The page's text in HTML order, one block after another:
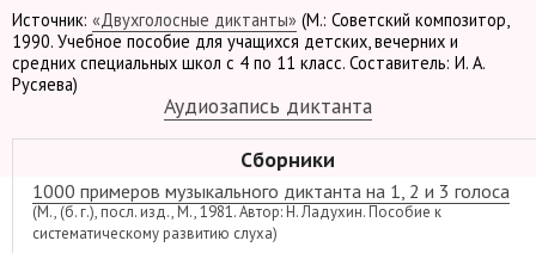
Источник: «Двухголосные диктанты» (М.: Советский композитор,
1990. Учебное пособие для учащихся детских, вечерних и
средних специальных школ с 4 по 11 класс. Составитель: И. А.
Русяева)
Аудиозапись диктанта
Сборники
1000 примеров музыкального диктанта на 1, 2 и 3 голоса
(М., (б. г.), посл. изд., М., 1981. Автор: Н. Ладухин. Пособие к
систематическому развитию слуха)